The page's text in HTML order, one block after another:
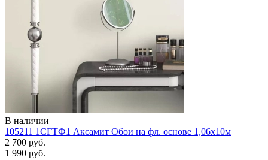
В наличии
105211 1СГТФ1 Аксамит Обои на фл. основе 1,06х10м
2 700 руб.
1 990 руб.